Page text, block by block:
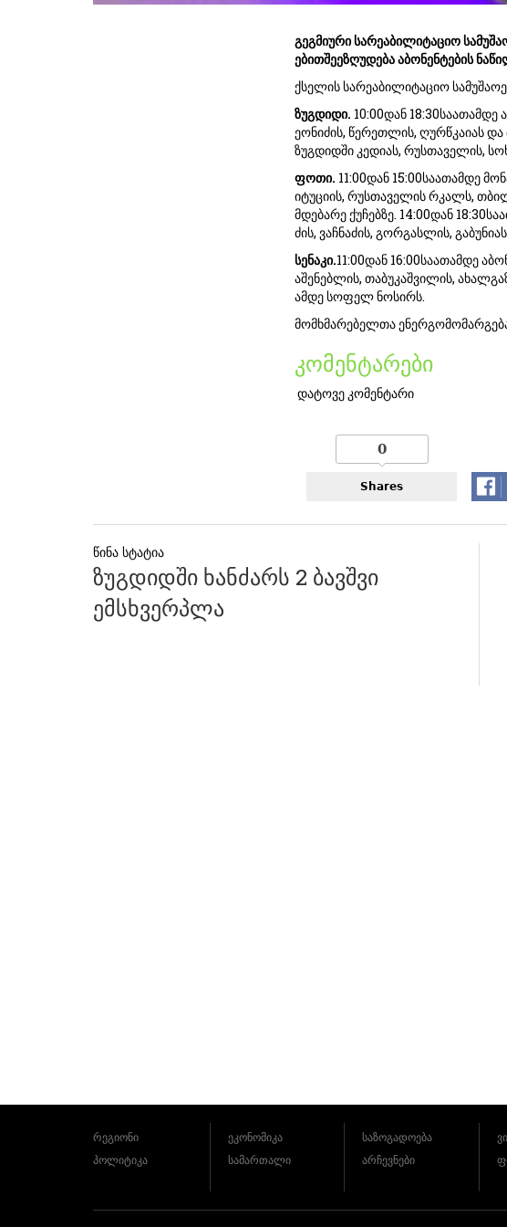
გეგმიური სარეაბილიტაციო
ებითშეეზღუდება აბონენტების
ქსელის სარეაბილიტაციო
ზუგდიდი. 10:00დან
ეონიძის, წერეთლის, ღურწკაიას
ზუგდიდში კედიას, რუსთაველის,
ფოთი. 11:00დან 15:00საათამდე
იტუციის, რუსთაველის რკალს,
მდებარე ქუჩებზე. 14:00დან
ძის, ვაჩნაძის, გორგასლის,
სენაკი.11:00დან 16:00საათამდე
აშენებლის, თაბუკაშვილის,
ამდე სოფელ ნოსირს.
მომხმარებელთა
კომენტარები
დატოვე კომენტარი
0
Shares
პოსტის
ნავიგაცია
ზუგდიდში ხანძარს 2 ბავშვი
ემსხვერპლა
რეგიონი
პოლიტიკა
ეკონომიკა
სამართალი
საზოგადოება
არჩევნები